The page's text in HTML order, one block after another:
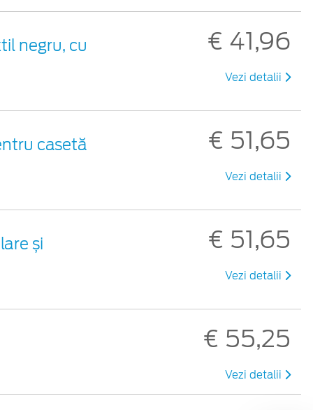
negru, cu
€ 41,96
Vezi detalii
casetă
€ 51,65
Vezi detalii
și
€ 51,65
Vezi detalii
€ 55,25
Vezi detalii